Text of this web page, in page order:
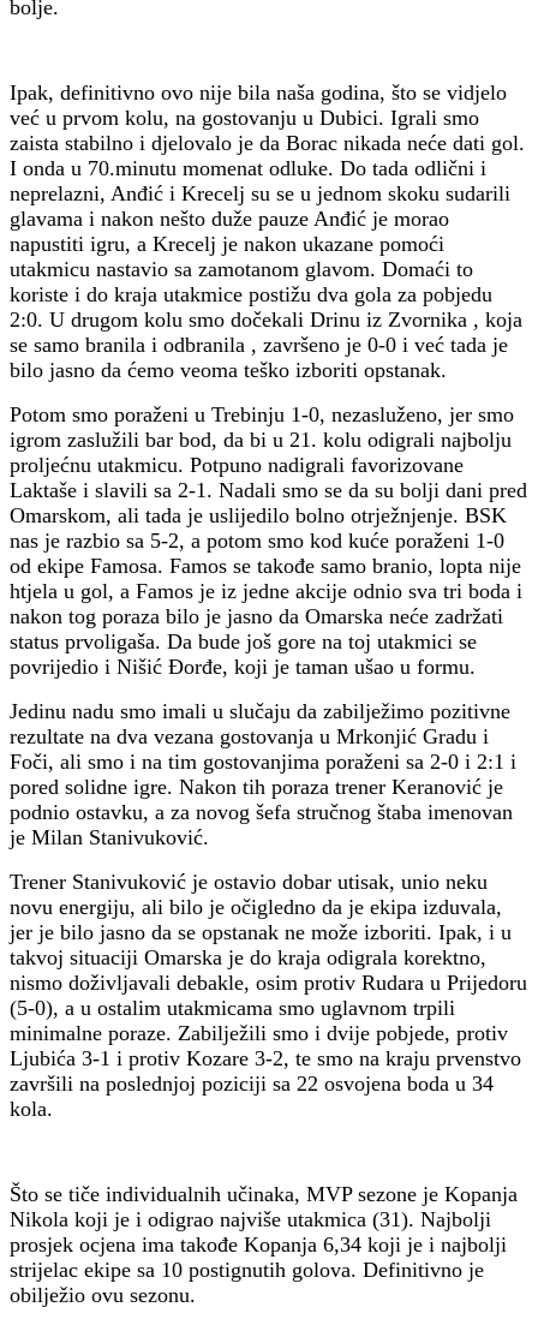
bolje.
Ipak, definitivno ovo nije bila naša godina, što se vidjelo
već u prvom kolu, na gostovanju u Dubici. Igrali smo
zaista stabilno i djelovalo je da Borac nikada neće dati gol.
I onda u 70.minutu momenat odluke. Do tada odlični i
neprelazni, Anđić i Krecelj su se u jednom skoku sudarili
glavama i nakon nešto duže pauze Anđić je morao
napustiti igru, a Krecelj je nakon ukazane pomoći
utakmicu nastavio sa zamotanom glavom. Domaći to
koriste i do kraja utakmice postižu dva gola za pobjedu
2:0. U drugom kolu smo dočekali Drinu iz Zvornika , koja
se samo branila i odbranila , završeno je 0-0 i već tada je
bilo jasno da ćemo veoma teško izboriti opstanak.
Potom smo poraženi u Trebinju 1-0, nezasluženo, jer smo
igrom zaslužili bar bod, da bi u 21. kolu odigrali najbolju
proljećnu utakmicu. Potpuno nadigrali favorizovane
Laktaše i slavili sa 2-1. Nadali smo se da su bolji dani pred
Omarskom, ali tada je uslijedilo bolno otrježnjenje. BSK
nas je razbio sa 5-2, a potom smo kod kuće poraženi 1-0
od ekipe Famosa. Famos se takođe samo branio, lopta nije
htjela u gol, a Famos je iz jedne akcije odnio sva tri boda i
nakon tog poraza bilo je jasno da Omarska neće zadržati
status prvoligaša. Da bude još gore na toj utakmici se
povrijedio i Nišić Đorđe, koji je taman ušao u formu.
Jedinu nadu smo imali u slučaju da zabilježimo pozitivne
rezultate na dva vezana gostovanja u Mrkonjić Gradu i
Foči, ali smo i na tim gostovanjima poraženi sa 2-0 i 2:1 i
pored solidne igre. Nakon tih poraza trener Keranović je
podnio ostavku, a za novog šefa stručnog štaba imenovan
je Milan Stanivuković.
Trener Stanivuković je ostavio dobar utisak, unio neku
novu energiju, ali bilo je očigledno da je ekipa izduvala,
jer je bilo jasno da se opstanak ne može izboriti. Ipak, i u
takvoj situaciji Omarska je do kraja odigrala korektno,
nismo doživljavali debakle, osim protiv Rudara u Prijedoru
(5-0), a u ostalim utakmicama smo uglavnom trpili
minimalne poraze. Zabilježili smo i dvije pobjede, protiv
Ljubića 3-1 i protiv Kozare 3-2, te smo na kraju prvenstvo
završili na poslednjoj poziciji sa 22 osvojena boda u 34
kola.
Što se tiče individualnih učinaka, MVP sezone je Kopanja
Nikola koji je i odigrao najviše utakmica (31). Najbolji
prosjek ocjena ima takođe Kopanja 6,34 koji je i najbolji
strijelac ekipe sa 10 postignutih golova. Definitivno je
obilježio ovu sezonu.